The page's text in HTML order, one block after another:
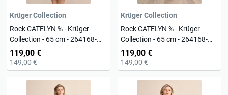
Krüger Collection
Rock CATELYN % - Krüger
Collection - 65 cm - 264168-
065-0244 - Trachtenrock
119,00 €
149,00 €
Krüger Collection
Rock CATELYN % - Krüger
Collection - 65 cm - 264168-
065-0899 - Trachtenrock
119,00 €
149,00 €